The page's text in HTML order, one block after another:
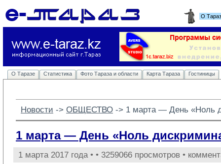
О
О Таразе Статистика Фото Тараза и области Карта Тараза Гостиницы
Новости -> ОБЩЕСТВО -> 1 марта — День «Ноль
1 марта — День «Ноль
1 марта 2017 года • • 3259066 просмотров •